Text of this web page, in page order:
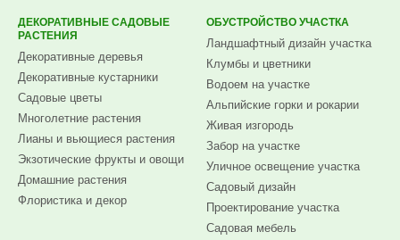
ДЕКОРАТИВНЫЕ САДОВЫЕ
РАСТЕНИЯ
Декоративные деревья
Декоративные кустарники
Садовые цветы
Многолетние растения
Лианы и вьющиеся растения
Экзотические фрукты и овощи
Домашние растения
Флористика и декор
ОБУСТРОЙСТВО УЧАСТКА
Ландшафтный дизайн участка
Клумбы и цветники
Водоем на участке
Альпийские горки и рокарии
Живая изгородь
Забор на участке
Уличное освещение участка
Садовый дизайн
Проектирование участка
Садовая мебель